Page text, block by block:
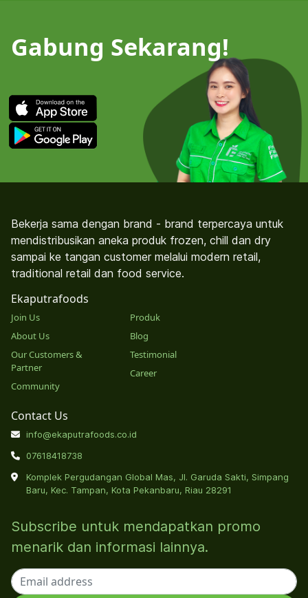
Gabung Sekarang!
Bekerja sama dengan brand - brand terpercaya untuk
mendistribusikan aneka produk frozen, chill dan dry
sampai ke tangan customer melalui modern retail,
traditional retail dan food service.
Ekaputrafoods
Join Us
About Us
Our Customers &
Partner
Community
Produk
Blog
Testimonial
Career
Contact Us
info@ekaputrafoods.co.id
07618418738
Komplek Pergudangan Global Mas, Jl. Garuda Sakti, Simpang
Baru, Kec. Tampan, Kota Pekanbaru, Riau 28291
Subscribe untuk mendapatkan promo
menarik dan informasi lainnya.